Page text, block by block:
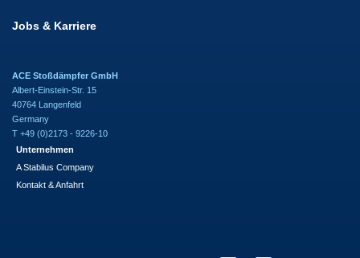
Jobs & Karriere
ACE Stoßdämpfer GmbH
Albert-Einstein-Str. 15
40764 Langenfeld
Germany
T +49 (0)2173 - 9226-10
Unternehmen
A Stabilus Company
Kontakt & Anfahrt